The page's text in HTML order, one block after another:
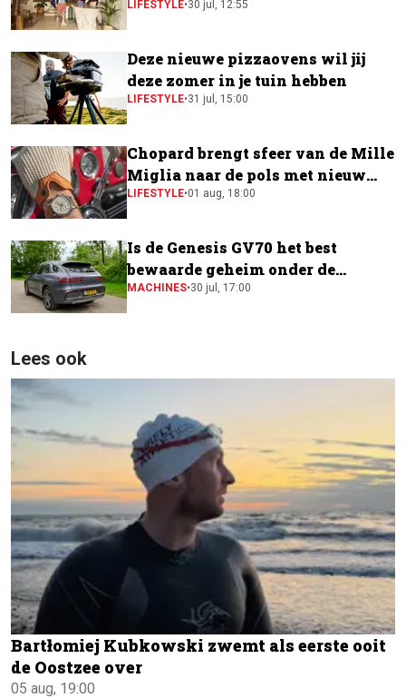
LIFESTYLE•30 jul, 12:55
Deze nieuwe pizzaovens wil jij
deze zomer in je tuin hebben
LIFESTYLE•31 jul, 15:00
Chopard brengt sfeer van de Mille
Miglia naar de pols met nieuw
horloge
LIFESTYLE•01 aug, 18:00
Is de Genesis GV70 het best
bewaarde geheim onder de
elektrische SUV's?
MACHINES•30 jul, 17:00
Lees ook
Bartłomiej Kubkowski zwemt als eerste ooit
de Oostzee over
05 aug, 19:00